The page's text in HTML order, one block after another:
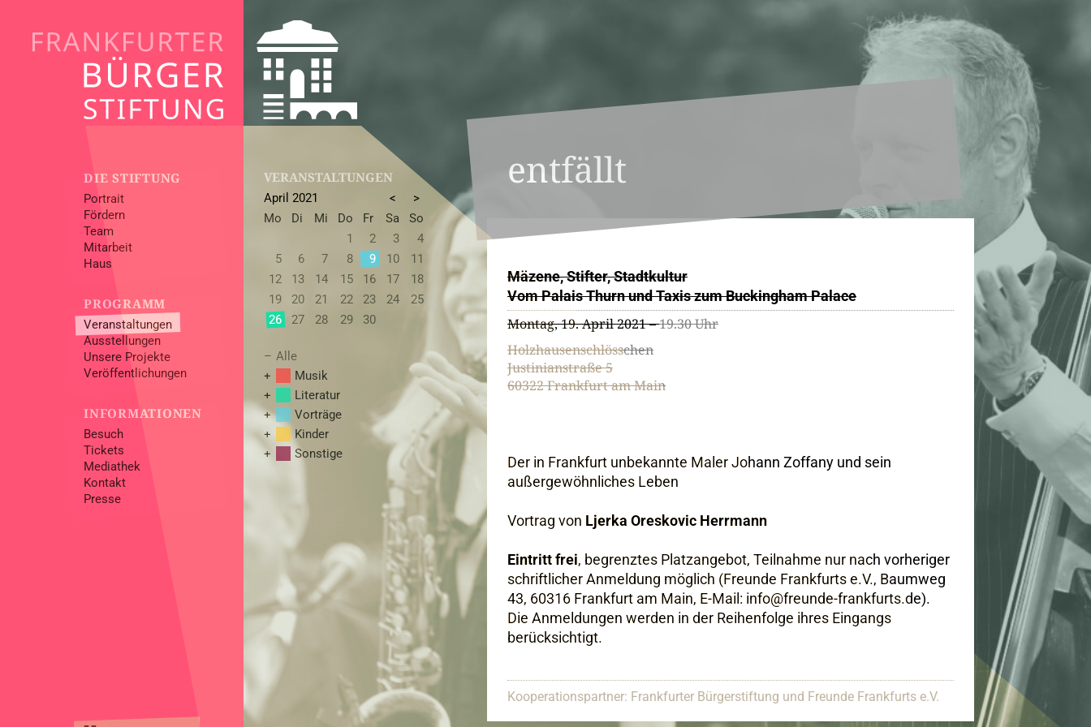
DIE STIFTUNG
Portrait
Fördern
Team
Mitarbeit
Haus
PROGRAMM
Veranstaltungen
Ausstellungen
Unsere Projekte
Veröffentlichungen
INFORMATIONEN
Besuch
Tickets
Mediathek
Kontakt
Presse
VERANSTALTUNGEN
April 2021 <
>
Mo
Di Mi Do Fr Sa
So
1
2 3
4
5
6 7 8 9 10
11
12
13 14 15 16 17
18
19
20 21 22 23 24
25
26
27 28 29 30
Alle
Musik
Literatur
Vorträge
Kinder
Sonstige
entfällt
Mäzene, Stifter, Stadtkultur
Vom Palais Thurn und Taxis zum Buckingham Palace
Montag, 19. April 2021 –19.30 Uhr
Holzhausenschlösschen
Justinianstraße 5
60322 Frankfurt am Main
Der in Frankfurt unbekannte Maler Johann Zoffany und sein
außergewöhnliches Leben
Vortrag von Ljerka Oreskovic Herrmann
Eintritt frei, begrenztes Platzangebot, Teilnahme nur nach vorheriger
schriftlicher Anmeldung möglich (Freunde Frankfurts e.V., Baumweg
43, 60316 Frankfurt am Main, E-Mail: info@freunde-frankfurts.de).
Die Anmeldungen werden in der Reihenfolge ihres Eingangs
berücksichtigt.
Kooperationspartner: Frankfurter Bürgerstiftung und Freunde Frankfurts e.V.